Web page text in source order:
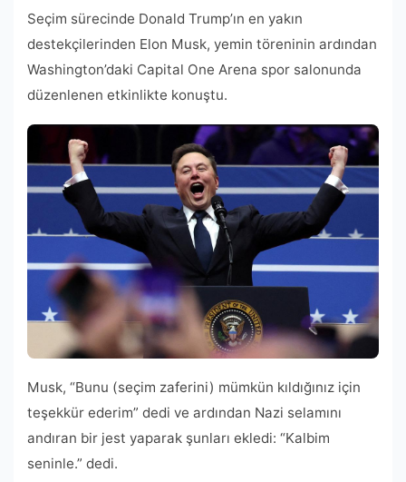
Seçim sürecinde Donald Trump’ın en yakın
destekçilerinden Elon Musk, yemin töreninin ardından
Washington’daki Capital One Arena spor salonunda
düzenlenen etkinlikte konuştu.
Musk, “Bunu (seçim zaferini) mümkün kıldığınız için
teşekkür ederim” dedi ve ardından Nazi selamını
andıran bir jest yaparak şunları ekledi: “Kalbim
seninle.” dedi.